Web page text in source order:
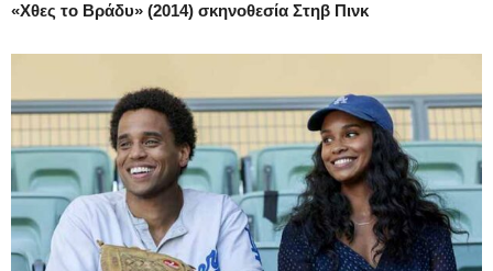
«Χθες το Βράδυ» (2014) σκηνοθεσία Στηβ Πινκ